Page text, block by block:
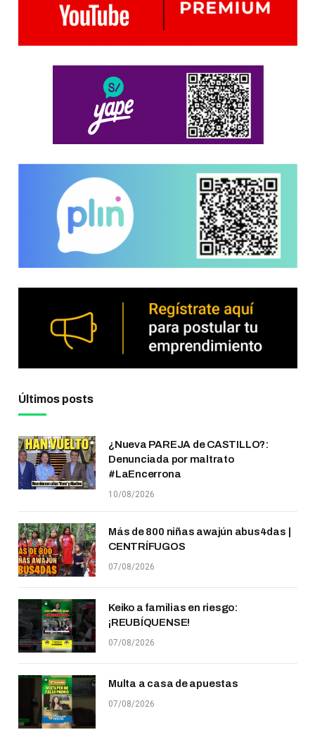
Últimos posts
¿Nueva PAREJA de CASTILLO?:
Denunciada por maltrato
#LaEncerrona
10/08/2026
Más de 800 niñas awajún abus4das |
CENTRÍFUGOS
07/08/2026
Keiko a familias en riesgo:
¡REUBÍQUENSE!
07/08/2026
Multa a casa de apuestas
07/08/2026